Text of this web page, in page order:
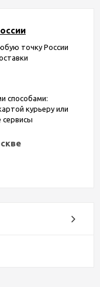
точку России
способами:
курьеру или
сервисы